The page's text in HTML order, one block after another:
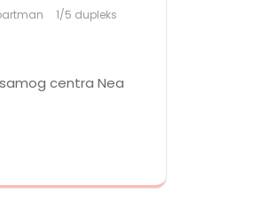
1/5 dupleks
centra Nea